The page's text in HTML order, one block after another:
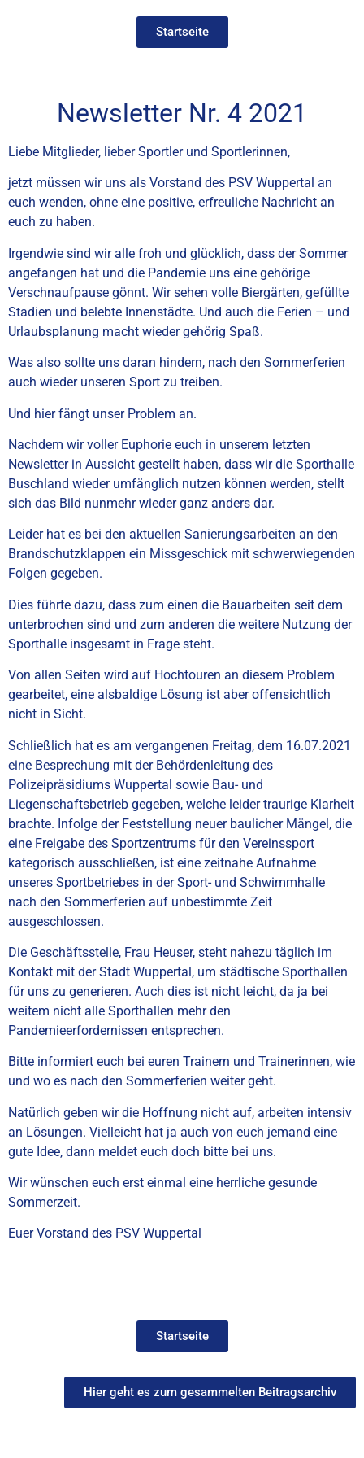
Startseite
Newsletter Nr. 4 2021
Liebe Mitglieder, lieber Sportler und Sportlerinnen,
jetzt müssen wir uns als Vorstand des PSV Wuppertal an
euch wenden, ohne eine positive, erfreuliche Nachricht an
euch zu haben.
Irgendwie sind wir alle froh und glücklich, dass der Sommer
angefangen hat und die Pandemie uns eine gehörige
Verschnaufpause gönnt. Wir sehen volle Biergärten, gefüllte
Stadien und belebte Innenstädte. Und auch die Ferien – und
Urlaubsplanung macht wieder gehörig Spaß.
Was also sollte uns daran hindern, nach den Sommerferien
auch wieder unseren Sport zu treiben.
Und hier fängt unser Problem an.
Nachdem wir voller Euphorie euch in unserem letzten
Newsletter in Aussicht gestellt haben, dass wir die Sporthalle
Buschland wieder umfänglich nutzen können werden, stellt
sich das Bild nunmehr wieder ganz anders dar.
Leider hat es bei den aktuellen Sanierungsarbeiten an den
Brandschutzklappen ein Missgeschick mit schwerwiegenden
Folgen gegeben.
Dies führte dazu, dass zum einen die Bauarbeiten seit dem
unterbrochen sind und zum anderen die weitere Nutzung der
Sporthalle insgesamt in Frage steht.
Von allen Seiten wird auf Hochtouren an diesem Problem
gearbeitet, eine alsbaldige Lösung ist aber offensichtlich
nicht in Sicht.
Schließlich hat es am vergangenen Freitag, dem 16.07.2021
eine Besprechung mit der Behördenleitung des
Polizeipräsidiums Wuppertal sowie Bau- und
Liegenschaftsbetrieb gegeben, welche leider traurige Klarheit
brachte. Infolge der Feststellung neuer baulicher Mängel, die
eine Freigabe des Sportzentrums für den Vereinssport
kategorisch ausschließen, ist eine zeitnahe Aufnahme
unseres Sportbetriebes in der Sport- und Schwimmhalle
nach den Sommerferien auf unbestimmte Zeit
ausgeschlossen.
Die Geschäftsstelle, Frau Heuser, steht nahezu täglich im
Kontakt mit der Stadt Wuppertal, um städtische Sporthallen
für uns zu generieren. Auch dies ist nicht leicht, da ja bei
weitem nicht alle Sporthallen mehr den
Pandemieerfordernissen entsprechen.
Bitte informiert euch bei euren Trainern und Trainerinnen, wie
und wo es nach den Sommerferien weiter geht.
Natürlich geben wir die Hoffnung nicht auf, arbeiten intensiv
an Lösungen. Vielleicht hat ja auch von euch jemand eine
gute Idee, dann meldet euch doch bitte bei uns.
Wir wünschen euch erst einmal eine herrliche gesunde
Sommerzeit.
Euer Vorstand des PSV Wuppertal
Startseite
Hier geht es zum gesammelten Beitragsarchiv